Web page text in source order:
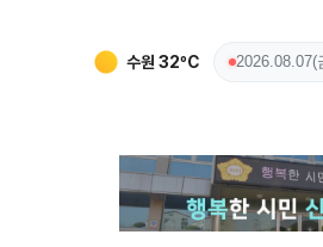
수원 32ºC 2026.08.07(